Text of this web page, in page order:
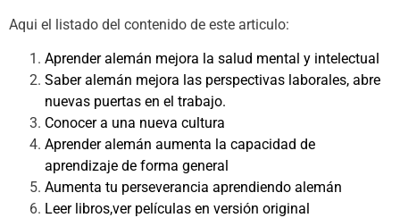
Aqui el listado del contenido de este articulo:
Aprender alemán mejora la salud mental y intelectual
Saber alemán mejora las perspectivas laborales, abre
nuevas puertas en el trabajo.
Conocer a una nueva cultura
Aprender alemán aumenta la capacidad de
aprendizaje de forma general
Aumenta tu perseverancia aprendiendo alemán
Leer libros,ver películas en versión original